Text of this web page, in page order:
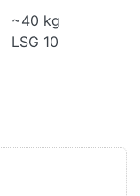
~40 kg
LSG 10